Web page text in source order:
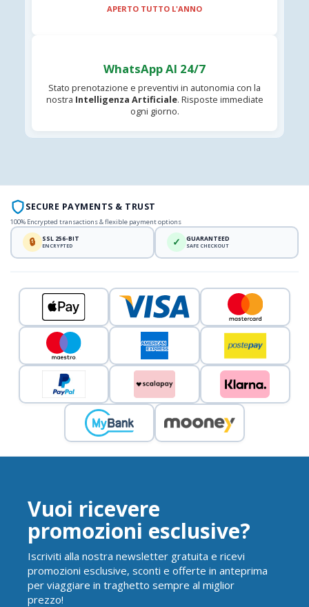
APERTO TUTTO L'ANNO
WhatsApp AI 24/7
Stato prenotazione e preventivi in autonomia con la
nostra Intelligenza Artificiale. Risposte immediate
ogni giorno.
SECURE PAYMENTS & TRUST
100% Encrypted transactions & flexible payment options
🔒 SSL 256-BIT
ENCRYPTED ✓ GUARANTEED
SAFE CHECKOUT
Vuoi ricevere
promozioni esclusive?
Iscriviti alla nostra newsletter gratuita e ricevi
promozioni esclusive, sconti e offerte in anteprima
per viaggiare in traghetto sempre al miglior
prezzo!